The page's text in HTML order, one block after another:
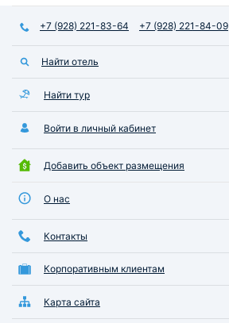
+7 (928) 221-83-64 +7 (928) 221-84-09
Найти отель
Найти тур
Войти в личный кабинет
Добавить объект размещения
О нас
Контакты
Корпоративным клиентам
Карта сайта